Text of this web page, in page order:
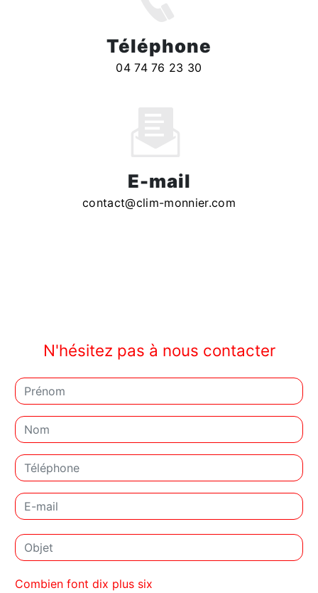
Téléphone
04 74 76 23 30
E-mail
contact@clim-monnier.com
N'hésitez pas à nous contacter
Combien font dix plus six